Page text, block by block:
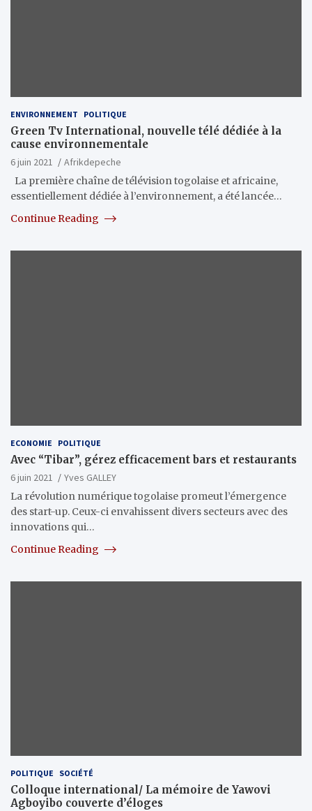
ENVIRONNEMENT POLITIQUE
Green Tv International, nouvelle télé dédiée à la
cause environnementale
6 juin 2021
Afrikdepeche
La première chaîne de télévision togolaise et africaine,
essentiellement dédiée à l’environnement, a été lancée…
Continue Reading
ECONOMIE POLITIQUE
Avec “Tibar”, gérez efficacement bars et restaurants
6 juin 2021
Yves GALLEY
La révolution numérique togolaise promeut l’émergence
des start-up. Ceux-ci envahissent divers secteurs avec des
innovations qui…
Continue Reading
POLITIQUE SOCIÉTÉ
Colloque international/ La mémoire de Yawovi
Agboyibo couverte d’éloges